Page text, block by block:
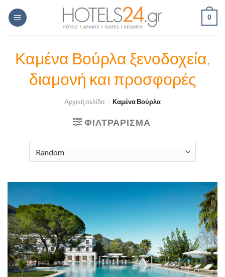
Skip
0
Καμένα Βούρλα ξενοδοχεία,
διαμονή και προσφορές
Αρχική σελίδα / Καμένα Βούρλα
ΦΙΛΤΡΆΡΙΣΜΑ